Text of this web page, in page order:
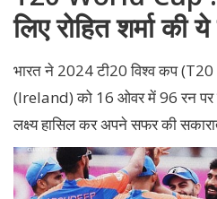
लिए रोहित शर्मा की
भारत ने 2024 टी20 विश्व कप
(Ireland) को 16 ओवर में 96 रन
लक्ष्य हासिल कर अपने सफर की